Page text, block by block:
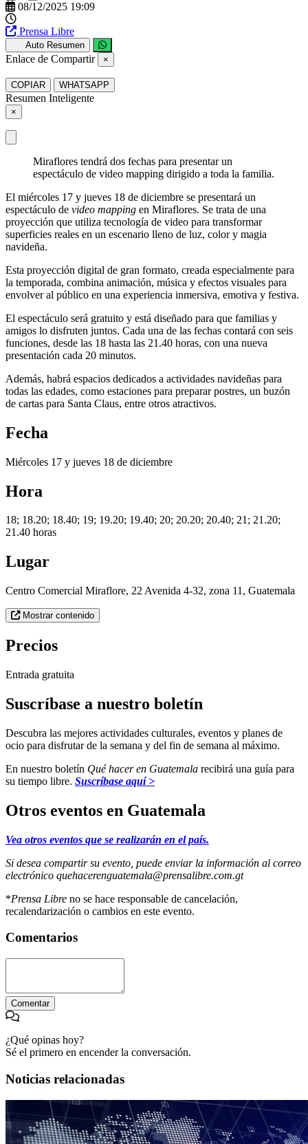
08/12/2025 19:09
Prensa Libre
Auto Resumen
Enlace de Compartir ×
COPIAR WHATSAPP
Resumen Inteligente
×
Miraflores tendrá dos fechas para presentar un
espectáculo de video mapping dirigido a toda la familia.
El miércoles 17 y jueves 18 de diciembre se presentará un
espectáculo de video mapping en Miraflores. Se trata de una
proyección que utiliza tecnología de video para transformar
superficies reales en un escenario lleno de luz, color y magia
navideña.
Esta proyección digital de gran formato, creada especialmente para
la temporada, combina animación, música y efectos visuales para
envolver al público en una experiencia inmersiva, emotiva y festiva.
El espectáculo será gratuito y está diseñado para que familias y
amigos lo disfruten juntos. Cada una de las fechas contará con seis
funciones, desde las 18 hasta las 21.40 horas, con una nueva
presentación cada 20 minutos.
Además, habrá espacios dedicados a actividades navideñas para
todas las edades, como estaciones para preparar postres, un buzón
de cartas para Santa Claus, entre otros atractivos.
Fecha
Miércoles 17 y jueves 18 de diciembre
Hora
18; 18.20; 18.40; 19; 19.20; 19.40; 20; 20.20; 20.40; 21; 21.20;
21.40 horas
Lugar
Centro Comercial Miraflore, 22 Avenida 4-32, zona 11, Guatemala
Mostrar contenido
Precios
Entrada gratuita
Suscríbase a nuestro boletín
Descubra las mejores actividades culturales, eventos y planes de
ocio para disfrutar de la semana y del fin de semana al máximo.
En nuestro boletín Qué hacer en Guatemala recibirá una guía para
su tiempo libre. Suscríbase aquí >
Otros eventos en Guatemala
Vea otros eventos que se realizarán en el país.
Si desea compartir su evento, puede enviar la información al correo
electrónico quehacerenguatemala@prensalibre.com.gt
*Prensa Libre no se hace responsable de cancelación,
recalendarización o cambios en este evento.
Comentarios
Comentar
¿Qué opinas hoy?
Sé el primero en encender la conversación.
Noticias relacionadas